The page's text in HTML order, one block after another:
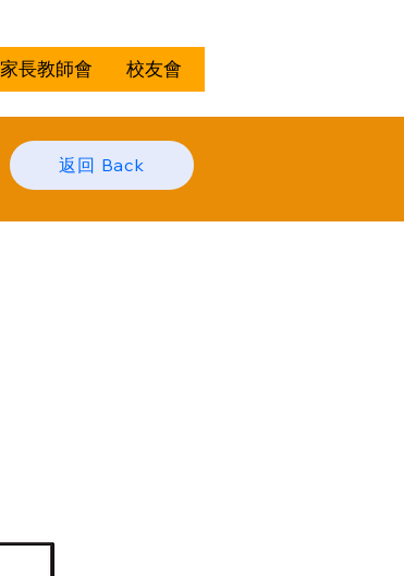
家長教師會 校友會
返回 Back